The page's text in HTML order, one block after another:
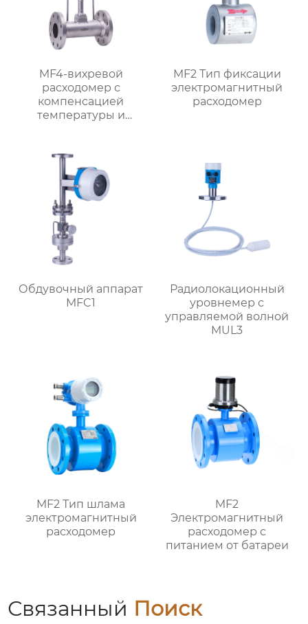
MF4-вихревой
расходомер с
компенсацией
температуры и
MF2 Тип фиксации
электромагнитный
расходомер
Обдувочный аппарат
MFC1
Радиолокационный
уровнемер с
управляемой волной
MUL3
MF2 Тип шлама
электромагнитный
расходомер
MF2
Электромагнитный
расходомер с
питанием от батареи
Связанный Поиск